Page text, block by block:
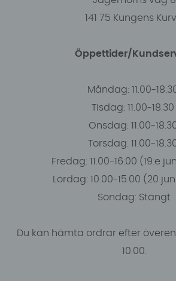
141 75 Kungens
Öppettider/
Måndag: 11.00-
Tisdag: 11.00-18.30
Onsdag: 11.00-
Torsdag: 11.00-
Fredag: 11.00-16:00 (19:e
Lördag: 10.00-15.00 (20
Söndag: Stängt
Du kan hämta ordrar efter
10.00.